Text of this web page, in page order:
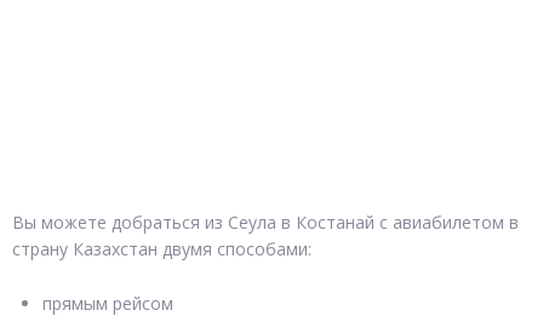
Вы можете добраться из Сеула в Костанай с авиабилетом в
страну Казахстан двумя способами:
прямым рейсом